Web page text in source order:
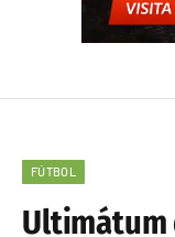
FÚTBOL
Ultimátum